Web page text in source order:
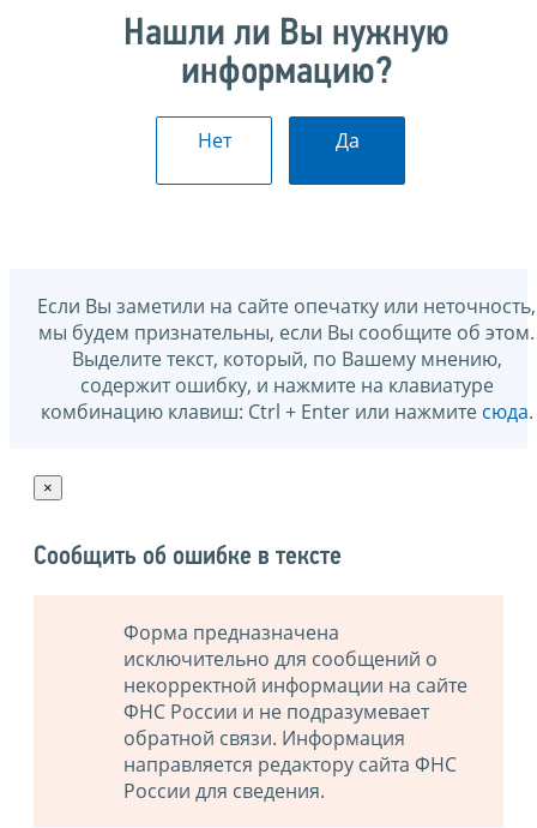
Нашли ли Вы нужную
информацию?
Нет Да
Если Вы заметили на сайте опечатку или неточность,
мы будем признательны, если Вы сообщите об этом.
Выделите текст, который, по Вашему мнению,
содержит ошибку, и нажмите на клавиатуре
комбинацию клавиш: Ctrl + Enter или нажмите сюда.
×
Сообщить об ошибке в тексте
Форма предназначена
исключительно для сообщений о
некорректной информации на сайте
ФНС России и не подразумевает
обратной связи. Информация
направляется редактору сайта ФНС
России для сведения.